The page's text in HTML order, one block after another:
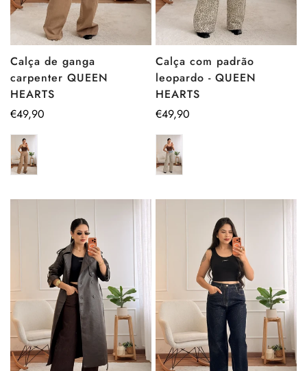
Calça de ganga
carpenter QUEEN
HEARTS
Preço
€49,90
Calça com padrão
leopardo - QUEEN
HEARTS
Preço
€49,90